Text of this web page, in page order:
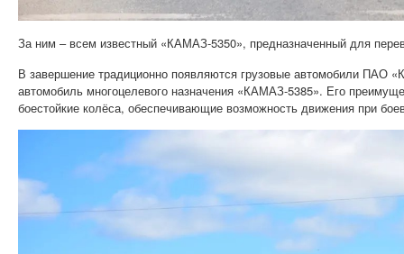
За ним – всем известный «КАМАЗ-5350», предназначенный для
В завершение традиционно появляются грузовые автомобили ПАО
автомобиль многоцелевого назначения «КАМАЗ-5385». Его
боестойкие колёса, обеспечивающие возможность движения при